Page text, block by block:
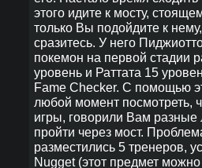
этого идите к мосту,
только Вы подойдите к
сразитесь. У него
покемон на первой стадии
уровень и Раттата 15
Fame Checker. С помощью
любой момент посмотреть,
игры, говорили Вам
пройти через мост.
разместились 5 тренеров,
Nugget (этот предмет